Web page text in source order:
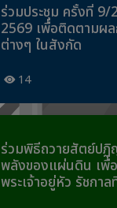
ร่วมประชุม ครั้งที่ 9/
2569 เพื่อติดตามผ
ต่างๆ ในสังกัด
14
ร่วมพิธีถวายสัตย์ปฏิ
พลังของแผ่นดิน เพื่อ
พระเจ้าอยู่หัว รัชกาล